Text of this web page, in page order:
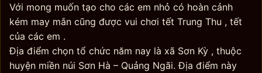
Với mong muốn tạo cho các em nhỏ có hoàn cảnh
kém may mắn cũng được vui chơi tết Trung Thu , tết
của các em .
Địa điểm chọn tổ chức năm nay là xã Sơn Kỳ , thuộc
huyện miền núi Sơn Hà – Quảng Ngãi. Địa điểm này